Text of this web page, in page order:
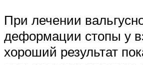
При лечении
деформации стопы у
хороший результат